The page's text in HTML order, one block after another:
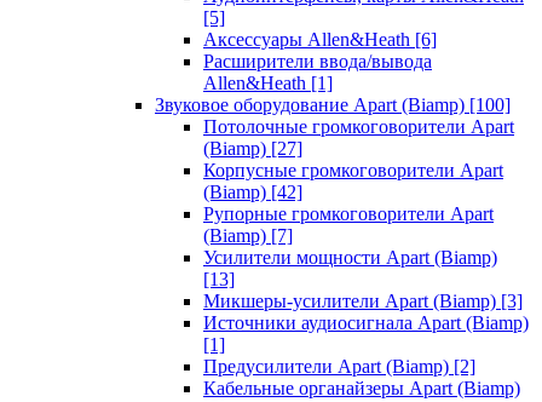
[5]
Аксессуары Allen&Heath [6]
Расширители ввода/вывода
Allen&Heath [1]
Звуковое оборудование Apart (Biamp) [100]
Потолочные громкоговорители Apart
(Biamp) [27]
Корпусные громкоговорители Apart
(Biamp) [42]
Рупорные громкоговорители Apart
(Biamp) [7]
Усилители мощности Apart (Biamp)
[13]
Микшеры-усилители Apart (Biamp) [3]
Источники аудиосигнала Apart (Biamp)
[1]
Предусилители Apart (Biamp) [2]
Кабельные органайзеры Apart (Biamp)